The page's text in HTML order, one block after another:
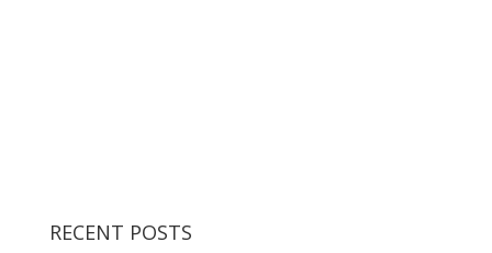
RECENT POSTS